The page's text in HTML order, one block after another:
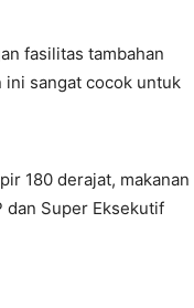
fasilitas tambahan
ini sangat cocok untuk
180 derajat, makanan
dan Super Eksekutif